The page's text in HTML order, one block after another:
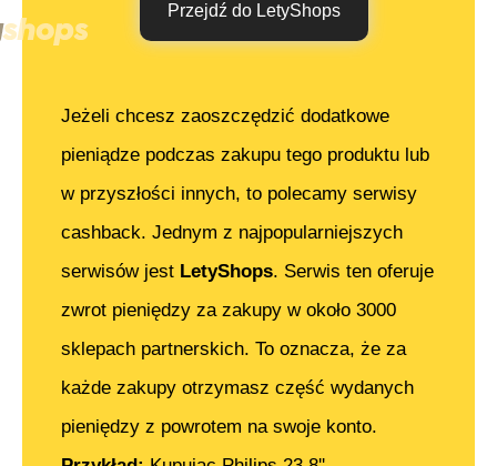
Przejdź do LetyShops
Jeżeli chcesz zaoszczędzić dodatkowe
pieniądze podczas zakupu tego produktu lub
w przyszłości innych, to polecamy serwisy
cashback. Jednym z najpopularniejszych
serwisów jest LetyShops. Serwis ten oferuje
zwrot pieniędzy za zakupy w około 3000
sklepach partnerskich. To oznacza, że za
każde zakupy otrzymasz część wydanych
pieniędzy z powrotem na swoje konto.